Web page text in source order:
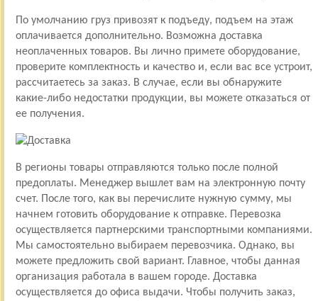
По умолчанию груз привозят к подъеду, подъем на этаж
оплачивается дополнительно. Возможна доставка
неоплаченных товаров. Вы лично примете оборудование,
проверите комплектность и качество и, если вас все устроит,
рассчитаетесь за заказ. В случае, если вы обнаружите
какие-либо недостатки продукции, вы можете отказаться от
ее получения.
В регионы товары отправляются только после полной
предоплаты. Менеджер вышлет вам на электронную почту
счет. После того, как вы перечислите нужную сумму, мы
начнем готовить оборудование к отправке. Перевозка
осуществляется партнерскими транспортными компаниями.
Мы самостоятельно выбираем перевозчика. Однако, вы
можете предложить свой вариант. Главное, чтобы данная
организация работала в вашем городе. Доставка
осуществляется до офиса выдачи. Чтобы получить заказ,